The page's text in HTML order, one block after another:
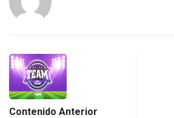
Contenido Anterior